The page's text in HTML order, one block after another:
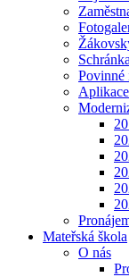
Povinné
Mateřská škola
O nás